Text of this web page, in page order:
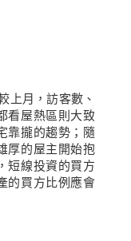
上月，訪客數、
看屋熱區則大致
靠攏的趨勢；隨
厚的屋主開始抱
短線投資的買方
的買方比例應會